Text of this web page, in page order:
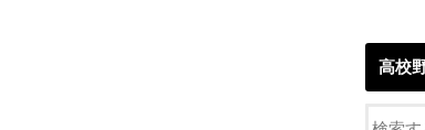
高校